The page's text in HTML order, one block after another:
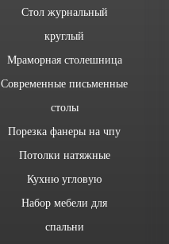
Стол журнальный
круглый
Мраморная столешница
Современные письменные
столы
Порезка фанеры на чпу
Потолки натяжные
Кухню угловую
Набор мебели для
спальни